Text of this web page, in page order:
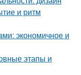
и ритм
экономичное и
этапы и